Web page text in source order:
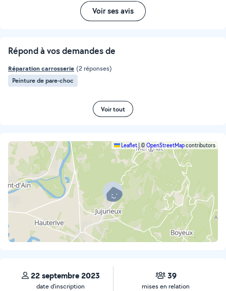
Voir ses avis
Répond à vos demandes de
Réparation carrosserie (2 réponses)
Peinture de pare-choc
Voir tout
Leaflet ©OpenStreetMapcontributors
22 septembre 2023
date d’inscription
39
mises en relation